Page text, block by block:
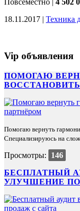
18.11.2017 | Техника
Vip объявления
ПОМОГАЮ
Помогаю вернуть
Специализируюсь на
Просмотры:
146
БЕСПЛАТНЫЙ
УЛУЧШЕНИЕ